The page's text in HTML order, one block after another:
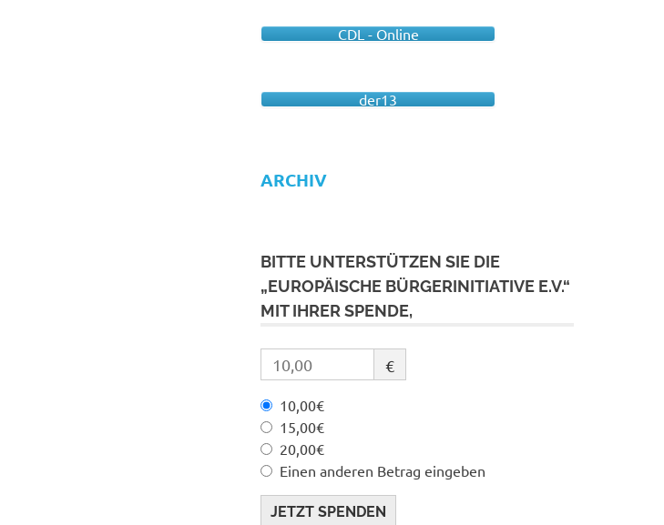
CDL - Online
der13
ARCHIV
BITTE UNTERSTÜTZEN SIE DIE
„EUROPÄISCHE BÜRGERINITIATIVE E.V.“
MIT IHRER SPENDE,
€
10,00€
15,00€
20,00€
Einen anderen Betrag eingeben
JETZT SPENDEN